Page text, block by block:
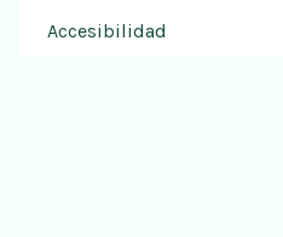
Accesibilidad